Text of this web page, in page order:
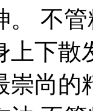
。 不
上下
崇尚的